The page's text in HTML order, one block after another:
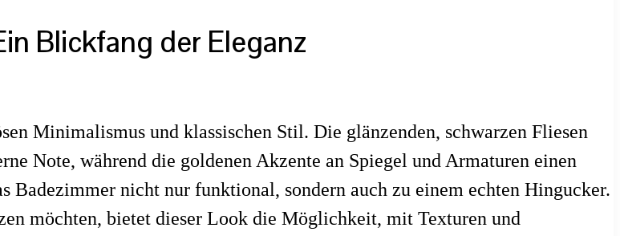
Blickfang der Eleganz
Minimalismus und klassischen Stil. Die glänzenden, schwarzen Fliesen
Note, während die goldenen Akzente an Spiegel und Armaturen einen
Badezimmer nicht nur funktional, sondern auch zu einem echten Hingucker.
möchten, bietet dieser Look die Möglichkeit, mit Texturen und